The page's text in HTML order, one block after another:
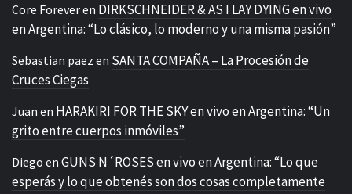
Core Foreveren DIRKSCHNEIDER & AS I LAY DYING en vivo
en Argentina: “Lo clásico, lo moderno y una misma pasión”
Sebastian paez en SANTA COMPAÑA – La Procesión de
Cruces Ciegas
Juan en HARAKIRI FOR THE SKY en vivo en Argentina: “Un
grito entre cuerpos inmóviles”
Diego en GUNS N´ROSES en vivo en Argentina: “Lo que
esperás y lo que obtenés son dos cosas completamente